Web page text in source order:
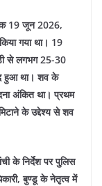
19 जून 2026,
गया था। 19
से लगभग 25-30
हुआ था। शव के
अंकित था। प्रथम
के उद्देश्य से शव
के निर्देश पर पुलिस
बुण्डू के नेतृत्व में